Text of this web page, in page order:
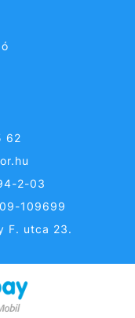
62
2-03
109699
F. utca 23.